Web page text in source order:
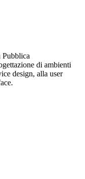
Pubblica
di ambienti
design, alla user